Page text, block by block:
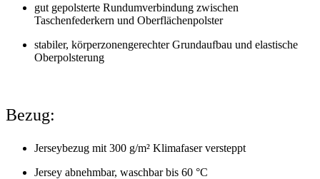
gut gepolsterte Rundumverbindung zwischen
Taschenfederkern und Oberflächenpolster
stabiler, körperzonengerechter Grundaufbau und elastische
Oberpolsterung
Bezug:
Jerseybezug mit 300 g/m² Klimafaser versteppt
Jersey abnehmbar, waschbar bis 60 °C